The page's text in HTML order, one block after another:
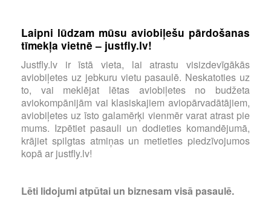
Laipni lūdzam mūsu aviobiļešu pārdošanas
tīmekļa vietnē – justfly.lv!
Justfly.lv ir īstā vieta, lai atrastu visizdevīgākās
aviobiļetes uz jebkuru vietu pasaulē. Neskatoties uz
to, vai meklējat lētas aviobiļetes no budžeta
aviokompānijām vai klasiskajiem aviopārvadātājiem,
aviobiļetes uz īsto galamērķi vienmēr varat atrast pie
mums. Izpētiet pasauli un dodieties komandējumā,
krājiet spilgtas atmiņas un metieties piedzīvojumos
kopā ar justfly.lv!
Lēti lidojumi atpūtai un biznesam visā pasaulē.